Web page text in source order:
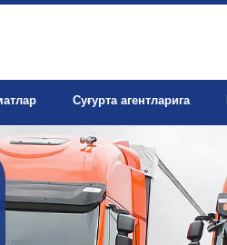
Суғурта агентларига